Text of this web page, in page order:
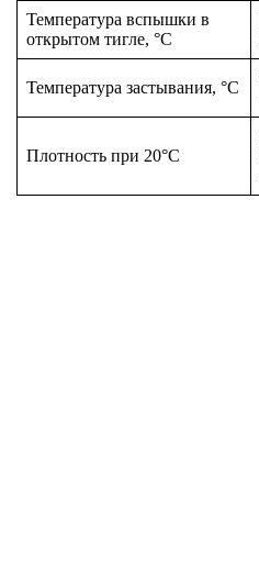
Температура вспышки в
открытом тигле, °С
Температура застывания, °С
Плотность при 20°С